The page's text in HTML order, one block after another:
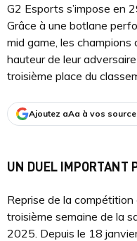
G2 Esports s’impose en
Grâce à une botlane
mid game, les champions
hauteur de leur
troisième place du
Ajoutez aAa à vos
UN DUEL IMPORTANT
Reprise de la
troisième semaine de la
2025. Depuis le 18